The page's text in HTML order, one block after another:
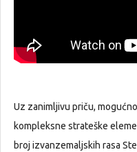
Uz zanimljivu priču,
kompleksne strateške
broj izvanzemaljskih rasa